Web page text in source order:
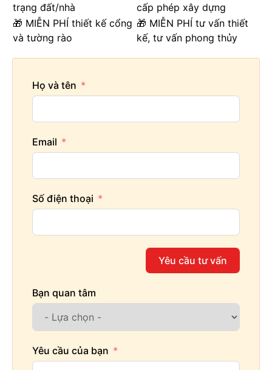
trạng đất/nhà
cấp phép xây dựng
🎁 MIỄN PHÍ thiết kế cổng
và tường rào
🎁 MIỄN PHÍ tư vấn thiết
kế, tư vấn phong thủy
Họ và tên
Email
Số điện thoại
Yêu cầu tư vấn
Bạn quan tâm
Yêu cầu của bạn